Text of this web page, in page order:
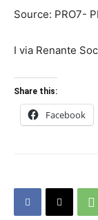
Source: PRO7-
I via Renante
Share this:
Facebook